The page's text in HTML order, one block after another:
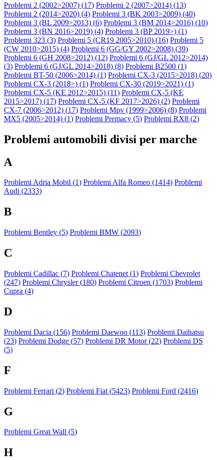
Problemi 2 (2002>2007) (17) Problemi 2 (2007>2014) (13)
Problemi 2 (2014>2020) (4) Problemi 3 (BK 2003>2009) (40)
Problemi 3 (BL 2009>2013) (6) Problemi 3 (BM 2014>2016) (10)
Problemi 3 (BN 2016>2019) (4) Problemi 3 (BP 2019>) (1)
Problemi 323 (3) Problemi 5 (CR19 2005>2010) (16) Problemi 5
(CW 2010>2015) (4) Problemi 6 (GG/GY 2002>2008) (39)
Problemi 6 (GH 2008>2012) (12) Problemi 6 (GJ/GL 2012>2014)
(3) Problemi 6 (GJ/GL 2014>2018) (8) Problemi B2500 (1)
Problemi BT-50 (2006>2014) (1) Problemi CX-3 (2015>2018) (20)
Problemi CX-3 (2018>) (1) Problemi CX-30 (2019>2021) (1)
Problemi CX-5 (KE 2012>2015) (11) Problemi CX-5 (KE
2015>2017) (17) Problemi CX-5 (KF 2017>2026) (2) Problemi
CX-7 (2006>2012) (17) Problemi Mpv (1999>2006) (8) Problemi
MX5 (2005>2014) (1) Problemi Premacy (5) Problemi RX8 (2)
Problemi automobili divisi per marche
A
Problemi Adria Mobil (1) Problemi Alfa Romeo (1414) Problemi
Audi (2333)
B
Problemi Bentley (5) Problemi BMW (2093)
C
Problemi Cadillac (7) Problemi Chatenet (1) Problemi Chevrolet
(247) Problemi Chrysler (180) Problemi Citroen (1703) Problemi
Cupra (4)
D
Problemi Dacia (156) Problemi Daewoo (113) Problemi Daihatsu
(23) Problemi Dodge (57) Problemi DR Motor (22) Problemi DS
(5)
F
Problemi Ferrari (2) Problemi Fiat (5423) Problemi Ford (2416)
G
Problemi Great Wall (5)
H